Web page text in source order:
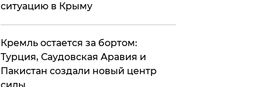
ситуацию в Крыму
​Кремль остается за бортом:
Турция, Саудовская Аравия и
Пакистан создали новый центр